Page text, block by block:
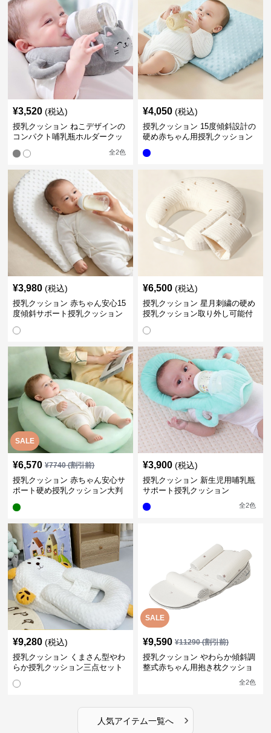
¥3,520 (税込)
授乳クッション ねこデザインの
コンパクト哺乳瓶ホルダークッ
全2色
¥4,050 (税込)
授乳クッション 15度傾斜設計の
硬め赤ちゃん用授乳クッション
¥3,980 (税込)
授乳クッション 赤ちゃん安心15
度傾斜サポート授乳クッション
¥6,500 (税込)
授乳クッション 星月刺繍の硬め
授乳クッション取り外し可能付
SALE
¥6,570 ¥7740(割引前)
授乳クッション 赤ちゃん安心サ
ポート硬め授乳クッション大判
¥3,900 (税込)
授乳クッション 新生児用哺乳瓶
サポート授乳クッション
全2色
¥9,280 (税込)
授乳クッション くまさん型やわ
らか授乳クッション三点セット
SALE
¥9,590 ¥11290(割引前)
授乳クッション やわらか傾斜調
整式赤ちゃん用抱き枕クッショ
全2色
人気アイテム一覧へ ›